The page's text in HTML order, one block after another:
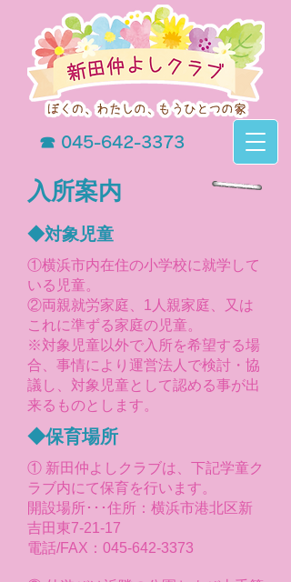
☎ 045-642-3373
入所案内
◆対象児童
①横浜市内在住の小学校に就学して
いる児童。
②両親就労家庭、1人親家庭、又は
これに準ずる家庭の児童。
※対象児童以外で入所を希望する場
合、事情により運営法人で検討・協
議し、対象児童として認める事が出
来るものとします。
◆保育場所
① 新田仲よしクラブは、下記学童ク
ラブ内にて保育を行います。
開設場所･･･住所：横浜市港北区新
吉田東7-21-17
電話/FAX：045-642-3373